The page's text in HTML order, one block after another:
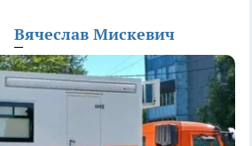
Вячеслав Мискевич